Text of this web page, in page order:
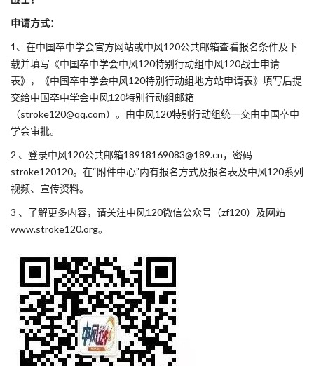
申请方式：
1、在中国卒中学会官方网站或中风120公共邮箱查看报名条件及下
载并填写《中国卒中学会中风120特别行动组中风120战士申请
表》，《中国卒中学会中风120特别行动组地方站申请表》填写后提
交给中国卒中学会中风120特别行动组邮箱
（stroke120@qq.com）。由中风120特别行动组统一交由中国卒中
学会审批。
2 、登录中风120公共邮箱18918169083@189.cn，密码
stroke120120。在“附件中心”内有报名方式及报名表及中风120系列
视频、宣传资料。
3 、了解更多内容，请关注中风120微信公众号（zf120）及网站
www.stroke120.org。